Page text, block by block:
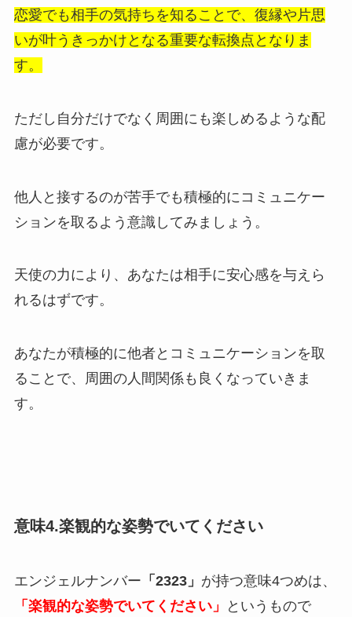
恋愛でも相手の気持ちを知ることで、復縁や片思
いが叶うきっかけとなる重要な転換点となりま
す。
ただし自分だけでなく周囲にも楽しめるような配
慮が必要です。
他人と接するのが苦手でも積極的にコミュニケー
ションを取るよう意識してみましょう。
天使の力により、あなたは相手に安心感を与えら
れるはずです。
あなたが積極的に他者とコミュニケーションを取
ることで、周囲の人間関係も良くなっていきま
す。
意味4.楽観的な姿勢でいてください
エンジェルナンバー 「2323」 が持つ意味4つめは、
「楽観的な姿勢でいてください」
というもので